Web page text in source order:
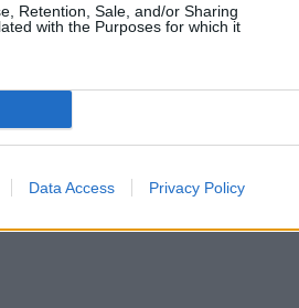
Retention, Sale, and/or Sharing
with the Purposes for which it
Data Access Privacy Policy